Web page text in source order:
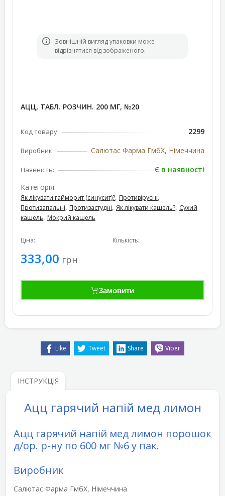
Зовнішній вигляд упаковки може
відрізнятися від зображеного.
АЦЦ, ТАБЛ. РОЗЧИН. 200 МГ, №20
Код товару: 2299
Виробник: Салютас Фарма ГмбХ, Німеччина
Наявність:
Є в наявності
Категорія:
Як лікувати гайморит (синусит)?, Противірусні,
Протизапальні, Протизастудні, Як лікувати кашель?, Сухий
кашель, Мокрий кашель
Ціна:
333,00 грн
Кількість:
Замовити
Like Tweet Share Viber
ІНСТРУКЦІЯ
Ацц гарячий напій мед лимон
Ацц гарячий напій мед лимон порошок
д/ор. р-ну по 600 мг №6 у пак.
Виробник
Салютас Фарма ГмбХ, Німеччина